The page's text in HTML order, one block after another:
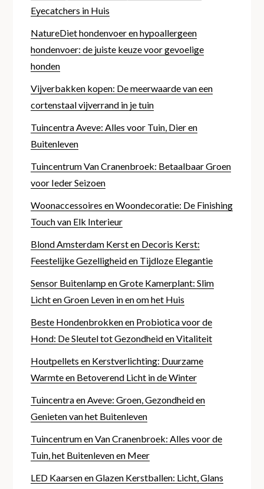
Eyecatchers in Huis
NatureDiet hondenvoer en hypoallergeen
hondenvoer: de juiste keuze voor gevoelige
honden
Vijverbakken kopen: De meerwaarde van een
cortenstaal vijverrand in je tuin
Tuincentra Aveve: Alles voor Tuin, Dier en
Buitenleven
Tuincentrum Van Cranenbroek: Betaalbaar Groen
voor Ieder Seizoen
Woonaccessoires en Woondecoratie: De Finishing
Touch van Elk Interieur
Blond Amsterdam Kerst en Decoris Kerst:
Feestelijke Gezelligheid en Tijdloze Elegantie
Sensor Buitenlamp en Grote Kamerplant: Slim
Licht en Groen Leven in en om het Huis
Beste Hondenbrokken en Probiotica voor de
Hond: De Sleutel tot Gezondheid en Vitaliteit
Houtpellets en Kerstverlichting: Duurzame
Warmte en Betoverend Licht in de Winter
Tuincentra en Aveve: Groen, Gezondheid en
Genieten van het Buitenleven
Tuincentrum en Van Cranenbroek: Alles voor de
Tuin, het Buitenleven en Meer
LED Kaarsen en Glazen Kerstballen: Licht, Glans